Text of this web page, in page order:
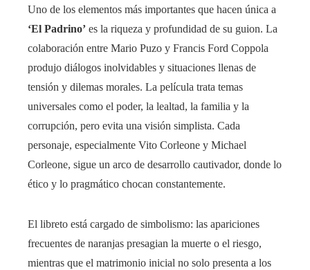
Uno de los elementos más importantes que hacen única a
‘El Padrino’ es la riqueza y profundidad de su guion. La
colaboración entre Mario Puzo y Francis Ford Coppola
produjo diálogos inolvidables y situaciones llenas de
tensión y dilemas morales. La película trata temas
universales como el poder, la lealtad, la familia y la
corrupción, pero evita una visión simplista. Cada
personaje, especialmente Vito Corleone y Michael
Corleone, sigue un arco de desarrollo cautivador, donde lo
ético y lo pragmático chocan constantemente.
El libreto está cargado de simbolismo: las apariciones
frecuentes de naranjas presagian la muerte o el riesgo,
mientras que el matrimonio inicial no solo presenta a los